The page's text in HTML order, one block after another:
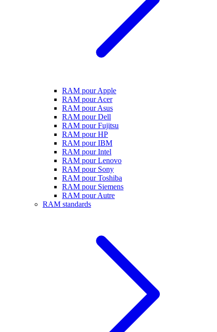
RAM pour Apple
RAM pour Acer
RAM pour Asus
RAM pour Dell
RAM pour Fujitsu
RAM pour HP
RAM pour IBM
RAM pour Intel
RAM pour Lenovo
RAM pour Sony
RAM pour Toshiba
RAM pour Siemens
RAM pour Autre
RAM standards